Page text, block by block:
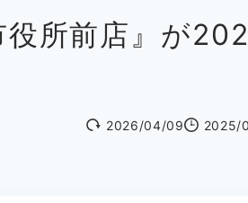
役所前店』が
2026/04/09 2025/